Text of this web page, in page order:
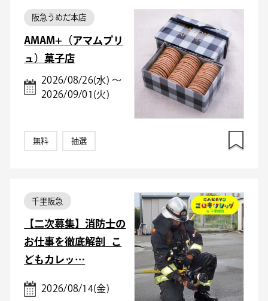
阪急うめだ本店
AMAM+（アマムプリ
ュ）菓子店
2026/08/26(水) ～
2026/09/01(火)
無料 抽選
千里阪急
【二次募集】消防士の
お仕事を徹底解剖_こ
どもカレッ…
2026/08/14(金)